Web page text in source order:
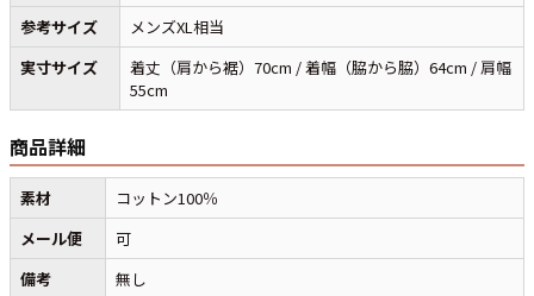
すべての年代を見る
週刊ラッシュアウト新聞
古着コラム
メディア・イベント情報
参考サイズ
メンズXL相当
実寸サイズ
着丈（肩から裾）70cm / 着幅（脇から脇）64cm / 肩幅
55cm
商品詳細
素材
コットン100％
メール便
可
備考
無し